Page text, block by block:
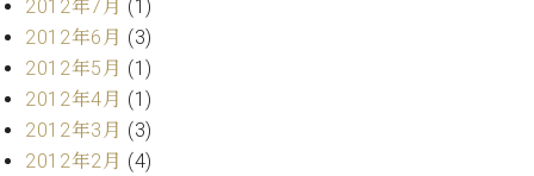
調
律
料
表
お
問
2012年7月 (1)
2012年6月 (3)
2012年5月 (1)
2012年4月 (1)
2012年3月 (3)
2012年2月 (4)